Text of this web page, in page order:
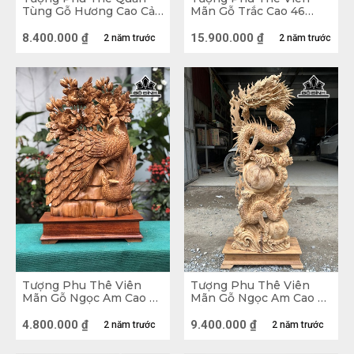
lại vận khí,may mắn, sự thịnh vượng, giàu có cho
gia chủ.
Tùng Gỗ Hương Cao Cả
(cm)
2 năm trước
8.400.000 ₫
Mãn Gỗ Trắc Cao 46
2 năm trước
15.900.000 ₫
Tượng Phu Thê Viên
Mãn Gỗ Ngọc Am Cao 66
2 năm trước
4.800.000 ₫
Tượng Phu Thê Viên
Mãn Gỗ Ngọc Am Cao Cả
Ngang 39 Sâu 20 (cm)
2 năm trước
9.400.000 ₫